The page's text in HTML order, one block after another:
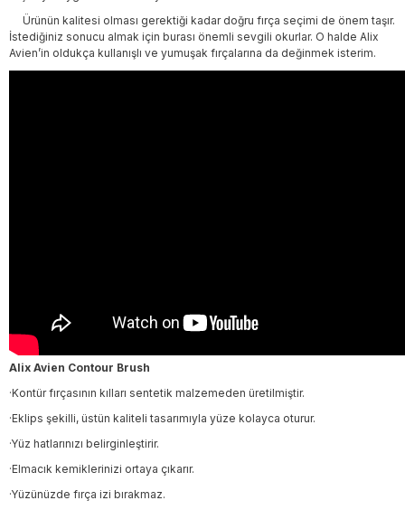
Ürünün kalitesi olması gerektiği kadar doğru fırça seçimi de önem taşır.
İstediğiniz sonucu almak için burası önemli sevgili okurlar. O halde Alix
Avien’in oldukça kullanışlı ve yumuşak fırçalarına da değinmek isterim.
Alix Avien Contour Brush
·Kontür fırçasının kılları sentetik malzemeden üretilmiştir.
·Eklips şekilli, üstün kaliteli tasarımıyla yüze kolayca oturur.
·Yüz hatlarınızı belirginleştirir.
·Elmacık kemiklerinizi ortaya çıkarır.
·Yüzünüzde fırça izi bırakmaz.